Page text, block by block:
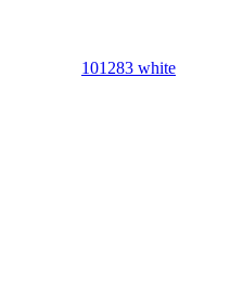
101283 white